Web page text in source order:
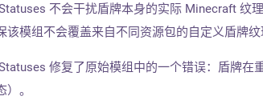
不会干扰盾牌本身的实际 Minecraft 纹
该模组不会覆盖来自不同资源包的自定义盾牌纹
修复了原始模组中的一个错误：盾牌在
。